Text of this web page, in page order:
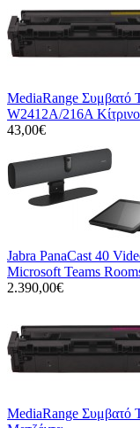
MediaRange Συμβατό
W2412A/216A Κίτρινο
43,00€
Jabra PanaCast 40
Microsoft Teams
2.390,00€
MediaRange Συμβατό